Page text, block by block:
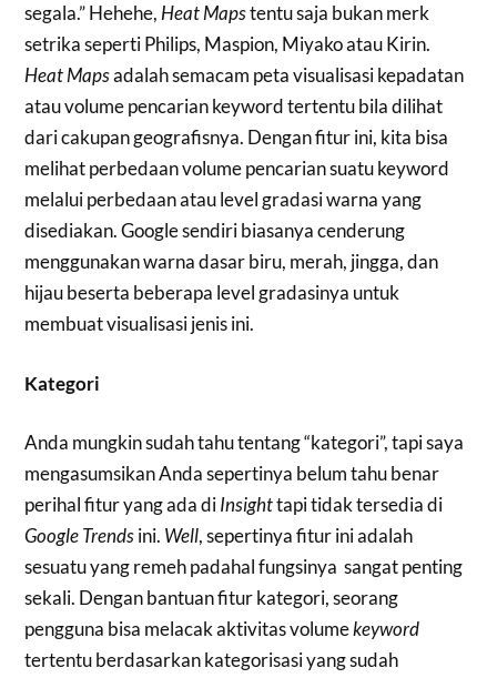
segala.” Hehehe,Heat Mapstentu saja bukan merk
setrika seperti Philips, Maspion, Miyako atau Kirin.
Heat Mapsadalah semacam peta visualisasi kepadatan
atau volume pencarian keyword tertentu bila dilihat
dari cakupan geografisnya. Dengan fitur ini, kita bisa
melihat perbedaan volume pencarian suatu keyword
melalui perbedaan atau level gradasi warna yang
disediakan. Google sendiri biasanya cenderung
menggunakan warna dasar biru, merah, jingga, dan
hijau beserta beberapa level gradasinya untuk
membuat visualisasi jenis ini.
Kategori
Anda mungkin sudah tahu tentang “kategori”, tapi saya
mengasumsikan Anda sepertinya belum tahu benar
perihal fitur yang ada diInsighttapi tidak tersedia di
Google Trendsini. Well, sepertinya fitur ini adalah
sesuatu yang remeh padahal fungsinya sangat penting
sekali. Dengan bantuan fitur kategori, seorang
pengguna bisa melacak aktivitas volumekeyword
tertentu berdasarkan kategorisasi yang sudah